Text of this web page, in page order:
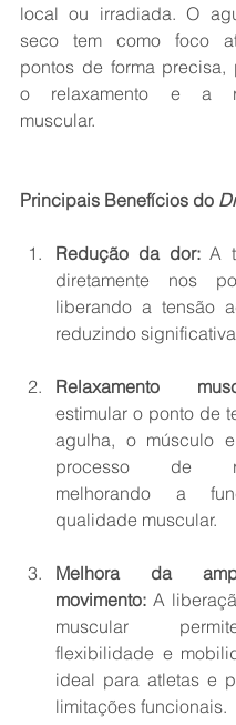
local ou irradiada. O
seco tem como foco
pontos de forma precisa,
o relaxamento e a
muscular.
Principais Benefícios do
Redução da dor: A
diretamente nos
liberando a tensão
reduzindo
Relaxamento
estimular o ponto de
agulha, o músculo
processo de
melhorando a
qualidade muscular.
Melhora da
movimento: A
muscular
flexibilidade e
ideal para atletas e
limitações funcionais.